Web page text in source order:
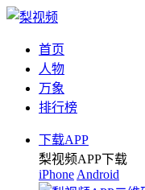
首页
人物
万象
排行榜
下载APP
梨视频APP下载
iPhone Android